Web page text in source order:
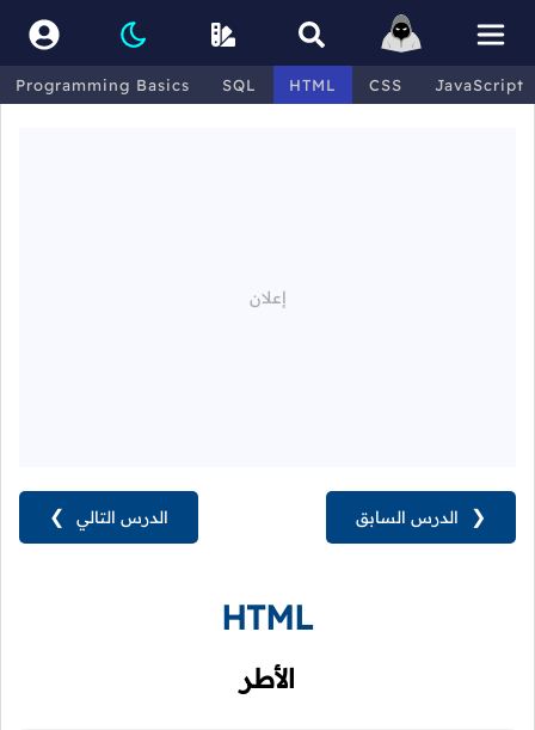
Programming Basics SQL HTML CSS JavaScript
الدرس التالي ❯ ❮ الدرس السابق
HTML
الأطر